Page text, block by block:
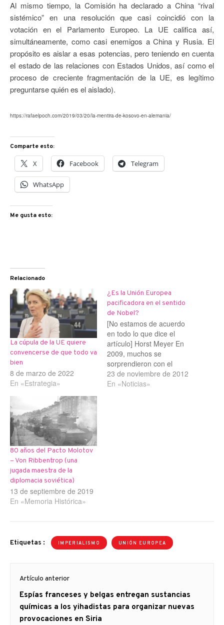
Al mismo tiempo, la Comisión ha declarado a China “rival
sistémico” en una resolución que casi coincidió con la
votación en el Parlamento Europeo. La UE califica así,
simultáneamente, como casi enemigos a China y Rusia. El
propósito es aislar a esas potencias, pero teniendo en cuenta
el estado de las relaciones con Estados Unidos, así como el
proceso de creciente fragmentación de la UE, es legítimo
preguntarse quién es el aislado).
https://rafaelpoch.com/2019/03/20/la-mentira-de-kosovo-en-alemania/
Comparte esto:
X Facebook Telegram
WhatsApp
Me gusta esto:
Relacionado
La cúpula de la UE quiere
convencerse de que todo va
bien
8 de marzo de 2022
En «Estrategia»
¿Es la Unión Europea
pacificadora en el sentido
de Nobel?
[No estamos de acuerdo
en todo lo que dice el
artículo] Horst Meyer En
2009, muchos se
sorprendieron con el
otorgamiento del Premio
Nobel de la Paz a Barack
23 de noviembre de 2012
En «Noticias»
80 años del Pacto Molotov
– Von Ribbentrop (una
jugada maestra de la
diplomacia soviética)
13 de septiembre de 2019
En «Memoria Histórica»
Etiquetas : IMPERIALISMO UNIÓN EUROPEA
de
entradas
Artículo anterior
Artículo
anterior
Espías franceses y belgas entregan sustancias
químicas a los yihadistas para organizar nuevas
provocaciones en Siria